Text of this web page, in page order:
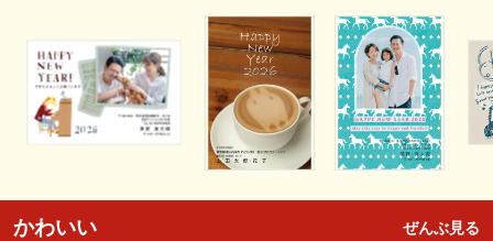
かわいい ぜんぶ見る